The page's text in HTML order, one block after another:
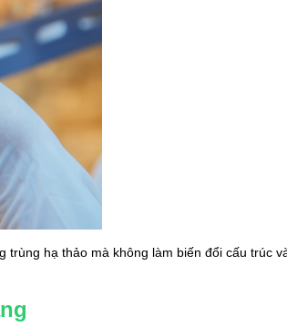
hạ thảo mà không làm biến đổi cấu trúc